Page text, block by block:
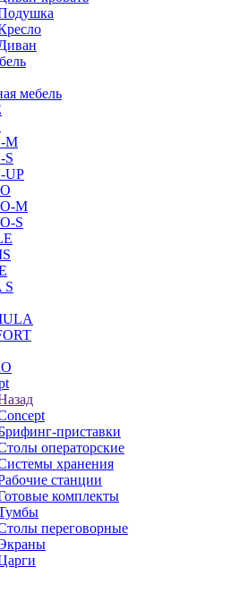
мебель
M
S
UP
M
S
S
приставки
операторские
хранения
станции
комплекты
переговорные